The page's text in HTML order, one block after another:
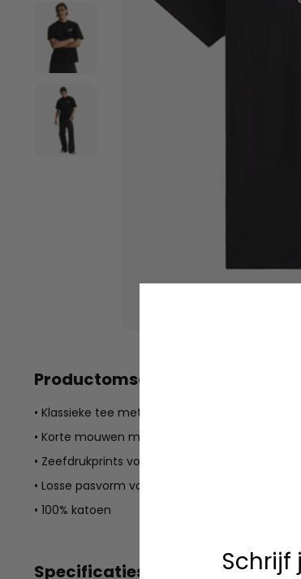
Productomschrijving
• Klassieke tee met ronde hals
• Korte mouwen met standaard pasvorm
• Zeefdrukprints voor- en achterkant
• Losse pasvorm voor bewegingsvrijheid en
• 100% katoen
Specificaties
Schrijf